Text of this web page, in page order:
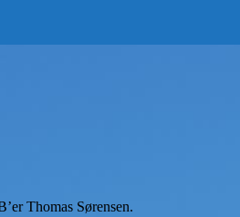
Thomas Sørensen.